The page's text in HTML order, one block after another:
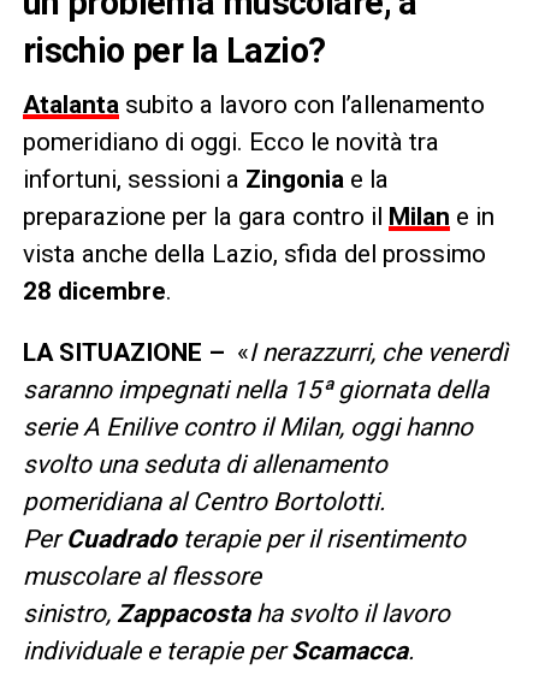
rischio per la Lazio?
Atalantasubito a lavoro con l’allenamento
pomeridiano di oggi. Ecco le novità tra
infortuni, sessioni a Zingonia e la
preparazione per la gara contro il Milan e in
vista anche della Lazio, sfida del prossimo
28 dicembre.
LA SITUAZIONE – «I nerazzurri, che venerdì
saranno impegnati nella 15ª giornata della
serie A Enilive contro il Milan, oggi hanno
svolto una seduta di allenamento
pomeridiana al Centro Bortolotti.
PerCuadrado terapie per il risentimento
muscolare al flessore
sinistro, Zappacosta ha svolto il lavoro
individuale e terapie perScamacca.